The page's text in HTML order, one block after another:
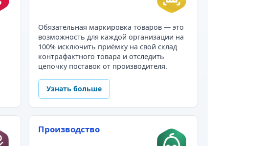
Обязательная маркировка товаров — это
возможность для каждой организации на
100% исключить приёмку на свой склад
контрафактного товара и отследить
цепочку поставок от производителя.
Узнать больше
Производство